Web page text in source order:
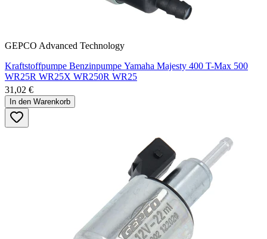
GEPCO Advanced Technology
Kraftstoffpumpe Benzinpumpe Yamaha Majesty 400 T-Max 500
WR25R WR25X WR250R WR25
31,02 €
In den Warenkorb